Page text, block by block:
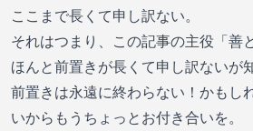
ここまで長くて申し訳ない。
それはつまり、この記事の主役「善
ほんと前置きが長くて申し訳ないが
前置きは永遠に終わらない！かもし
いからもうちょっとお付き合いを。